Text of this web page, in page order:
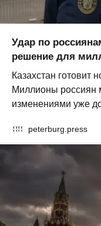
Удар по
решение для
Казахстан готовит
Миллионы россиян
изменениями уже
peterburg.press